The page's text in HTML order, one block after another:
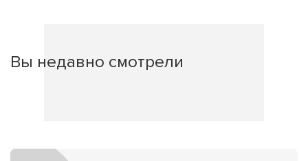
Вы недавно смотрели